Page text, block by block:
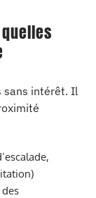
sans intérêt. Il